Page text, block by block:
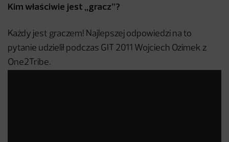
Kim właściwie jest „gracz”?
Każdy jest graczem! Najlepszej odpowiedzi na to
pytanie udzielił podczas GIT 2011 Wojciech Ozimek z
One2Tribe.